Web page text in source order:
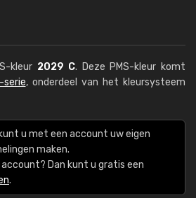
kleur 2029 C. Deze PMS-kleur komt
serie, onderdeel van het kleursysteem
u met een account uw eigen
maken.
Dan kunt u gratis een
.